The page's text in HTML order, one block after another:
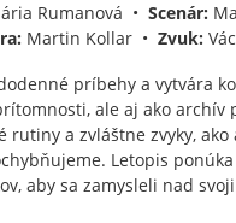
Rumanová • Scenár:
Martin Kollar • Zvuk:
príbehy a vytvára
ale aj ako
rutiny a zvláštne zvyky,
Letopis
aby sa zamysleli nad